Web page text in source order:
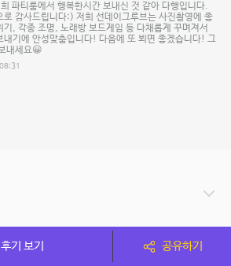
파티룸에서 행복한시간 보내신 것 같아 다행입니다.
로 감사드립니다:) 저희 선데이그루브는 사진촬영에 좋
기, 각종 조명, 노래방 보드게임 등 다채롭게 꾸며져서
내기에 안성맞춤입니다! 다음에 또 뵈면 좋겠습니다! 그
내세요😀
기 보기 공유하기